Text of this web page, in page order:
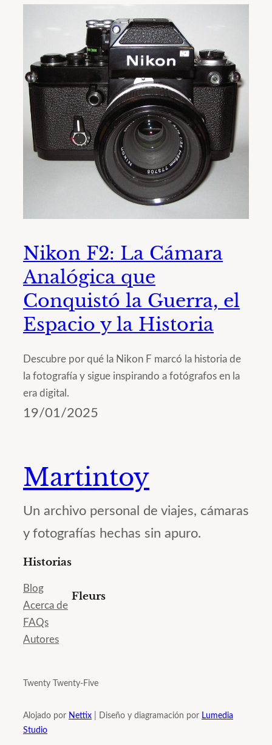
Nikon F2: La Cámara
Analógica que
Conquistó la Guerra, el
Espacio y la Historia
Descubre por qué la Nikon F marcó la historia de
la fotografía y sigue inspirando a fotógrafos en la
era digital.
19/01/2025
Martintoy
Un archivo personal de viajes, cámaras
y fotografías hechas sin apuro.
Historias
Blog
Acerca de
FAQs
Autores
Fleurs
Twenty Twenty-Five
Alojado por Nettix | Diseño y diagramación por Lumedia
Studio